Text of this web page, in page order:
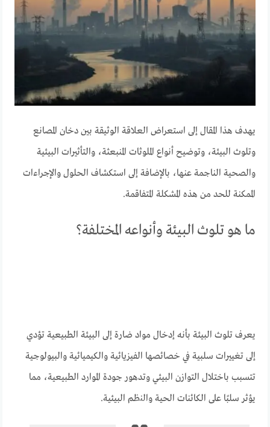
يهدف هذا المقال إلى استعراض العلاقة الوثيقة بين دخان المصانع
وتلوث البيئة، وتوضيح أنواع الملوثات المنبعثة، والتأثيرات البيئية
والصحية الناجمة عنها، بالإضافة إلى استكشاف الحلول والإجراءات
الممكنة للحد من هذه المشكلة المتفاقمة.
ما هو تلوث البيئة وأنواعه المختلفة؟
يعرف تلوث البيئة بأنه إدخال مواد ضارة إلى البيئة الطبيعية تؤدي
إلى تغييرات سلبية في خصائصها الفيزيائية والكيميائية والبيولوجية
تتسبب باختلال التوازن البيئي وتدهور جودة الموارد الطبيعية، مما
يؤثر سلبًا على الكائنات الحية والنظم البيئية.